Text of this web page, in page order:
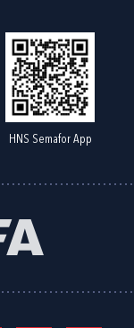
HNS Semafor App